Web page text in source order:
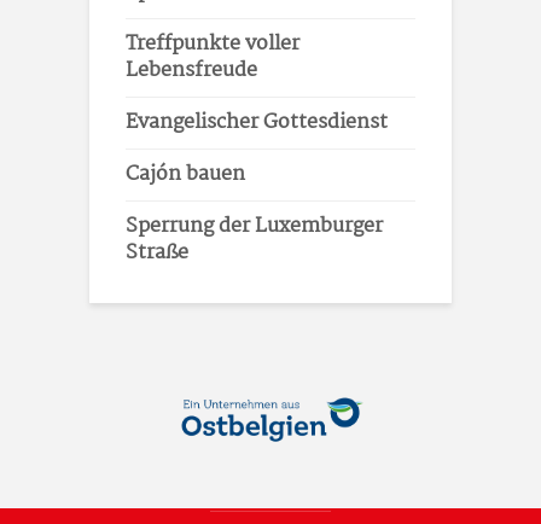
Treffpunkte voller
Lebensfreude
Evangelischer Gottesdienst
Cajón bauen
Sperrung der Luxemburger
Straße